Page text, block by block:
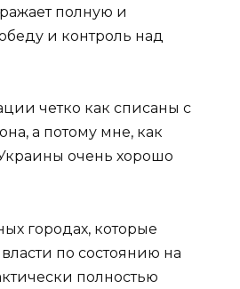
полную и
и контроль над
четко как списаны с
а потому мне, как
очень хорошо
городах, которые
по состоянию на
полностью